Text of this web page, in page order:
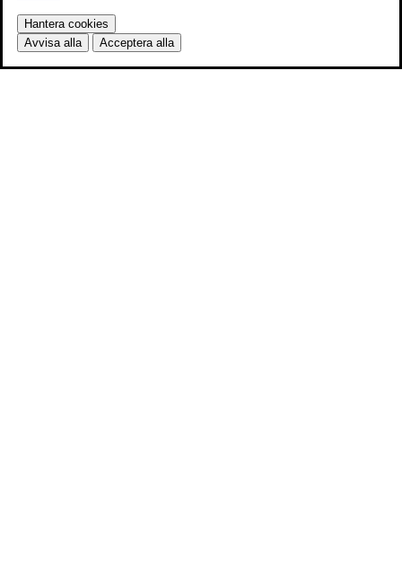
Hantera cookies
Avvisa alla
Acceptera alla